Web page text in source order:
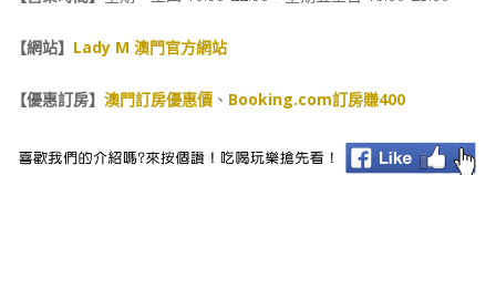
【網站】 Lady M 澳門官方網站
【優惠訂房】 澳門訂房優惠價 、 Booking.com訂房賺400